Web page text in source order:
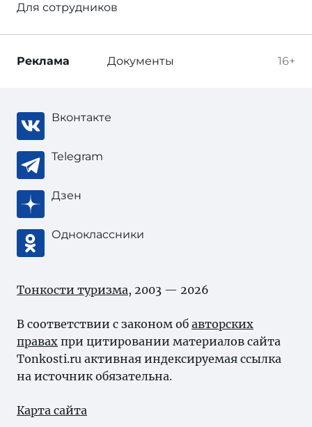
Для сотрудников
16+
Реклама Документы
Вконтакте
Telegram
Дзен
Одноклассники
Тонкости туризма, 2003 — 2026
В соответствии с законом об авторских
правах при цитировании материалов сайта
Tonkosti.ru активная индексируемая ссылка
на источник обязательна.
Карта сайта